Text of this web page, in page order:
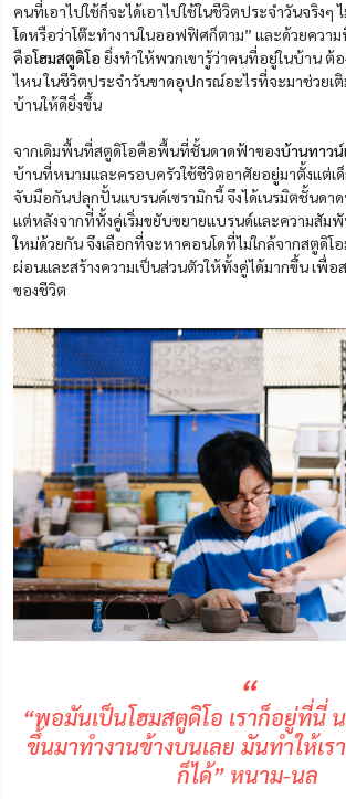
คนที่เอาไปใช้ก็จะได้เอาไปใช้ในชีวิตประจำวันจริง
โดหรือว่าโต๊ะทำงานในออฟฟิศก็ตาม” และด้วยควา
คือโฮมสตูดิโอ ยิ่งทำให้พวกเขารู้ว่าคนที่อยู่ในบ้าน
ไหน ในชีวิตประจำวันขาดอุปกรณ์อะไรที่จะมาช่วยเ
บ้านให้ดียิ่งขึ้น
จากเดิมพื้นที่สตูดิโอคือพื้นที่ชั้นดาดฟ้าของบ้านทาวน์
บ้านที่หนามและครอบครัวใช้ชีวิตอาศัยอยู่มาตั้งแต่เ
จับมือกันปลุกปั้นแบรนด์เซรามิกนี้ จึงได้เนรมิตชั้นดา
แต่หลังจากที่ทั้งคู่เริ่มขยับขยายแบรนด์และความสัมพั
ใหม่ด้วยกัน จึงเลือกที่จะหาคอนโดที่ไม่ใกล้จากสตูดิโ
ผ่อนและสร้างความเป็นส่วนตัวให้ทั้งคู่ได้มากขึ้น เพื่อ
ของชีวิต
“
“พอมันเป็นโฮมสตูดิโอ เราก็อยู่ที่นี่
ขึ้นมาทำงานข้างบนเลย มันทำให้เร
ก็ได้” หนาม-นล